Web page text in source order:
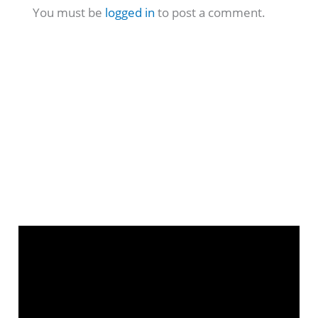
You must be logged in to post a comment.